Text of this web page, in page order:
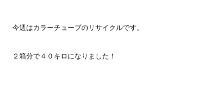
今週はカラーチューブのリサイクルです。
２箱分で４０キロになりました！